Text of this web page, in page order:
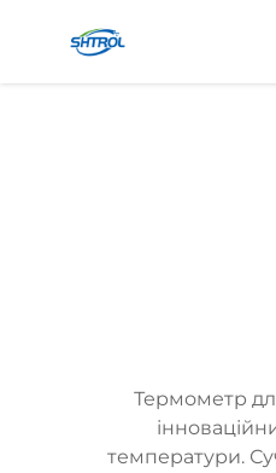
Термометр
температури.